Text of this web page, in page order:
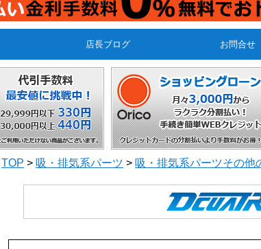
店長ブログ お問合せ
TOP > 吸・排気系パーツ > 吸・排気系パーツその他